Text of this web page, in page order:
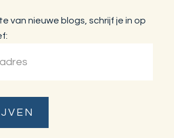
van nieuwe blogs, schrijf je in op